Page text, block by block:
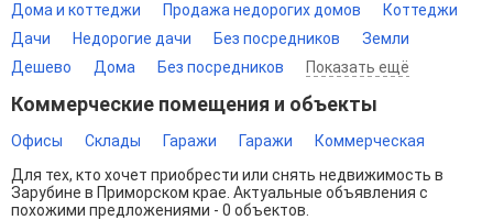
Дома и коттеджи Продажа недорогих домов
Коттеджи
Дачи
Недорогие дачи Без посредников
Земли
Дешево
Дома Без посредников Показать ещё
Коммерческие помещения и объекты
Офисы Склады Гаражи Гаражи
Коммерческая
Для тех, кто хочет приобрести или снять недвижимость в
Зарубине в Приморском крае. Актуальные объявления с
похожими предложениями - 0 объектов.